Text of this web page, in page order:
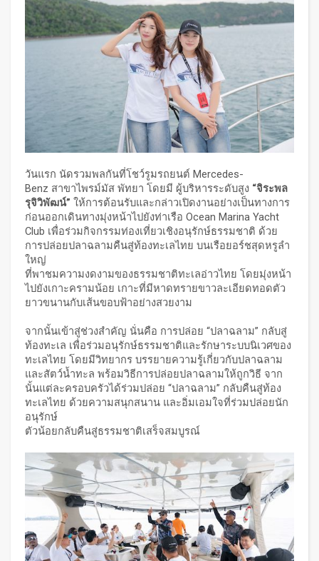
วันแรก นัดรวมพลกันที่โชว์รูมรถยนต์ Mercedes-
Benz สาขาไพรม์มัส พัทยา โดยมี ผู้บริหารระดับสูง “จิระพล
รุจิวิพัฒน์” ให้การต้อนรับและกล่าวเปิดงานอย่างเป็นทางการ
ก่อนออกเดินทางมุ่งหน้าไปยังท่าเรือ Ocean Marina Yacht
Club เพื่อร่วมกิจกรรมท่องเที่ยวเชิงอนุรักษ์ธรรมชาติ ด้วย
การปล่อยปลาฉลามคืนสู่ท้องทะเลไทย บนเรือยอร์ชสุดหรูลำ
ใหญ่
ที่พาชมความงดงามของธรรมชาติทะเลอ่าวไทย โดยมุ่งหน้า
ไปยังเกาะครามน้อย เกาะที่มีหาดทรายขาวละเอียดทอดตัว
ยาวขนานกับเส้นขอบฟ้าอย่างสวยงาม
จากนั้นเข้าสู่ช่วงสำคัญ นั่นคือ การปล่อย “ปลาฉลาม” กลับสู่
ท้องทะเล เพื่อร่วมอนุรักษ์ธรรมชาติและรักษาระบบนิเวศของ
ทะเลไทย โดยมีวิทยากร บรรยายความรู้เกี่ยวกับปลาฉลาม
และสัตว์น้ำทะล พร้อมวิธีการปล่อยปลาฉลามให้ถูกวิธี จาก
นั้นแต่ละครอบครัวได้ร่วมปล่อย “ปลาฉลาม” กลับคืนสู่ท้อง
ทะเลไทย ด้วยความสนุกสนาน และอิ่มเอมใจที่ร่วมปล่อยนัก
อนุรักษ์
ตัวน้อยกลับคืนสู่ธรรมชาติเสร็จสมบูรณ์